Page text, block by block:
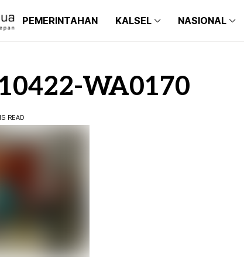
PEMERINTAHAN KALSEL
BARITO KUALA
NASIONAL
BANJARMASIN
BANJARBARU
BALI
WA0170
READ